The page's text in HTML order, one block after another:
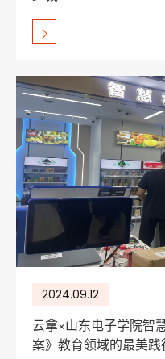
2024.09.12
云拿×山东电子学院智
案》教育领域的最美践